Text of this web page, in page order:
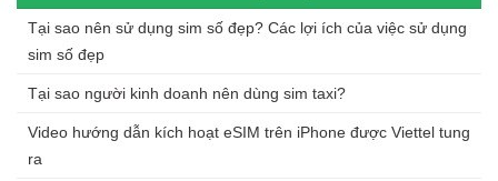
Tại sao nên sử dụng sim số đẹp? Các lợi ích của việc sử dụng
sim số đẹp
Tại sao người kinh doanh nên dùng sim taxi?
Video hướng dẫn kích hoạt eSIM trên iPhone được Viettel tung
ra